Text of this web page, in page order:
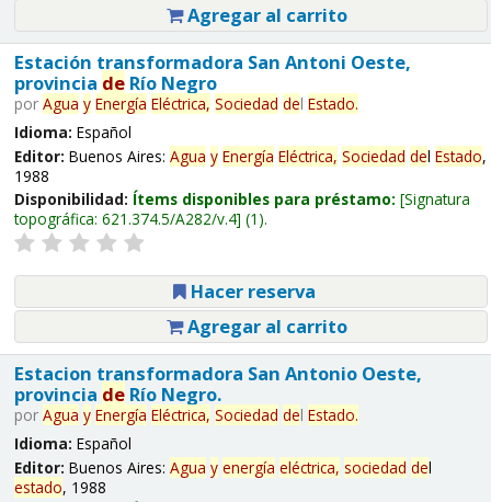
Agregar al carrito
Estación transformadora San Antoni Oeste,
provincia deRío Negro
por Agua y Energía Eléctrica, Sociedad del Estado.
Idioma: Español
Editor: Buenos Aires: Agua y Energía Eléctrica, Sociedad del Estado,
1988
Disponibilidad: Ítems disponibles para préstamo: Signatura
topográfica: 621.374.5/A282/v.4 (1).
Hacer reserva
Agregar al carrito
Estacion transformadora San Antonio Oeste,
provincia deRío Negro.
por Agua y Energía Eléctrica, Sociedad del Estado.
Idioma: Español
Editor: Buenos Aires: Agua y energía eléctrica, sociedad del
estado, 1988